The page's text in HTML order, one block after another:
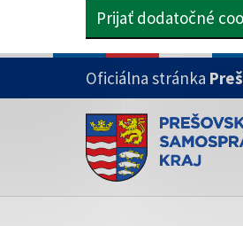
Prijať dodatočné
PRESKOČIŤ NA HLAVNÝ OBSAH
Oficiálna stránka
Doména psk.sk je
Toto je oficiálna